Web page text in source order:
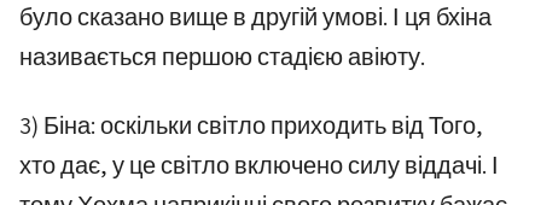
було сказано вище в другій умові. І ця бхіна
називається першою стадією авіюту.
3) Біна: оскільки світло приходить від Того,
хто дає, у це світло включено силу віддачі. І